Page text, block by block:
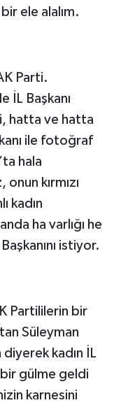
ele alalım.
Parti.
İL Başkanı
hatta ve hatta
ile fotoğraf
hala
kırmızı
kadın
ha varlığı he
istiyor.
Partililerin bir
Süleyman
kadın İL
bir gülme geldi
karnesini